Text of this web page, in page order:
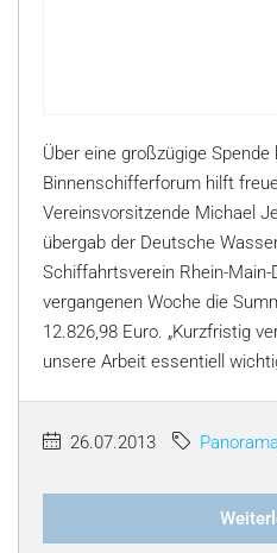
Über eine großzügige
Binnenschifferforum hilft
Vereinsvorsitzende Michael
übergab der Deutsche
Schiffahrtsverein Rhein-Main-
vergangenen Woche die
12.826,98 Euro. „Kurzfristig
unsere Arbeit essentiell
26.07.2013 Panorama